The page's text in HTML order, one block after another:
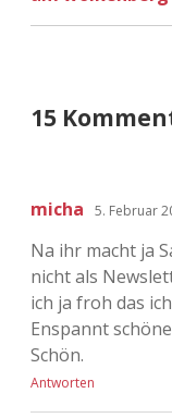
15
micha 5. Februar
Na ihr macht ja
nicht als
ich ja froh das
Enspannt
Schön.
Antworten